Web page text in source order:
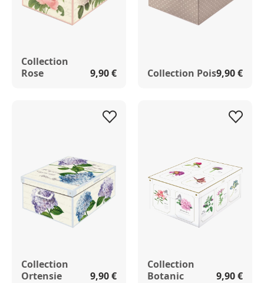
Collection
Rose
9,90 € Collection Pois9,90 €
Collection
Ortensie
9,90 €
Collection
Botanic
9,90 €